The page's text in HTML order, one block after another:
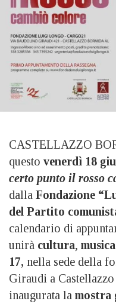
CASTELLAZZO
questo venerdì 18
certo punto il rosso
dalla Fondazione
del Partito
calendario di
unirà cultura, musica
17, nella sede della
Giraudi a
inaugurata la mostra